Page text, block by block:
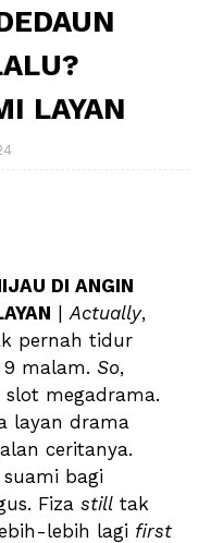
LAYAN
DI ANGIN
|Actually,
pernah tidur
malam. So,
megadrama.
layan drama
ceritanya.
bagi
Fiza still tak
lebih lagi first